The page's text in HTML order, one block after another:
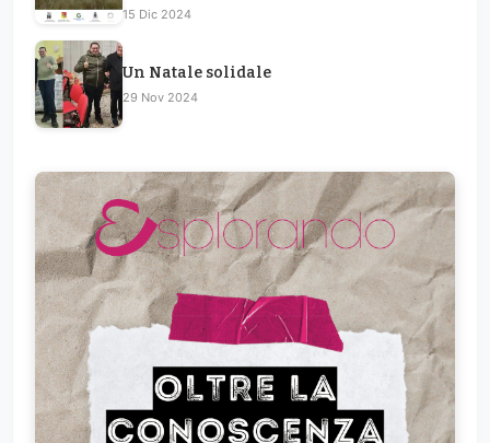
15 Dic 2024
Un Natale solidale
29 Nov 2024